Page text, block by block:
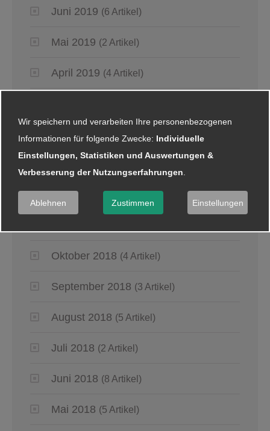
Juni 2019 (6 Artikel)
Mai 2019 (2 Artikel)
April 2019 (4 Artikel)
Januar 2019 (5 Artikel)
2018
Dezember 2018
(8 Artikel)
Oktober 2018 (4 Artikel)
September 2018 (3 Artikel)
August 2018 (5 Artikel)
Juli 2018 (2 Artikel)
Juni 2018 (8 Artikel)
Mai 2018 (5 Artikel)
Wir speichern und verarbeiten Ihre personenbezogenen
Informationen für folgende Zwecke: Individuelle
Einstellungen, Statistiken und Auswertungen &
Verbesserung der Nutzungserfahrungen.
Ablehnen Zustimmen Einstellungen